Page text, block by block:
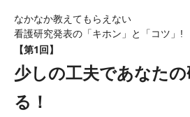
なかなか教えてもらえない
看護研究発表の「キホン」と「コツ」!
【第1回】
少しの工夫であなたの
る！